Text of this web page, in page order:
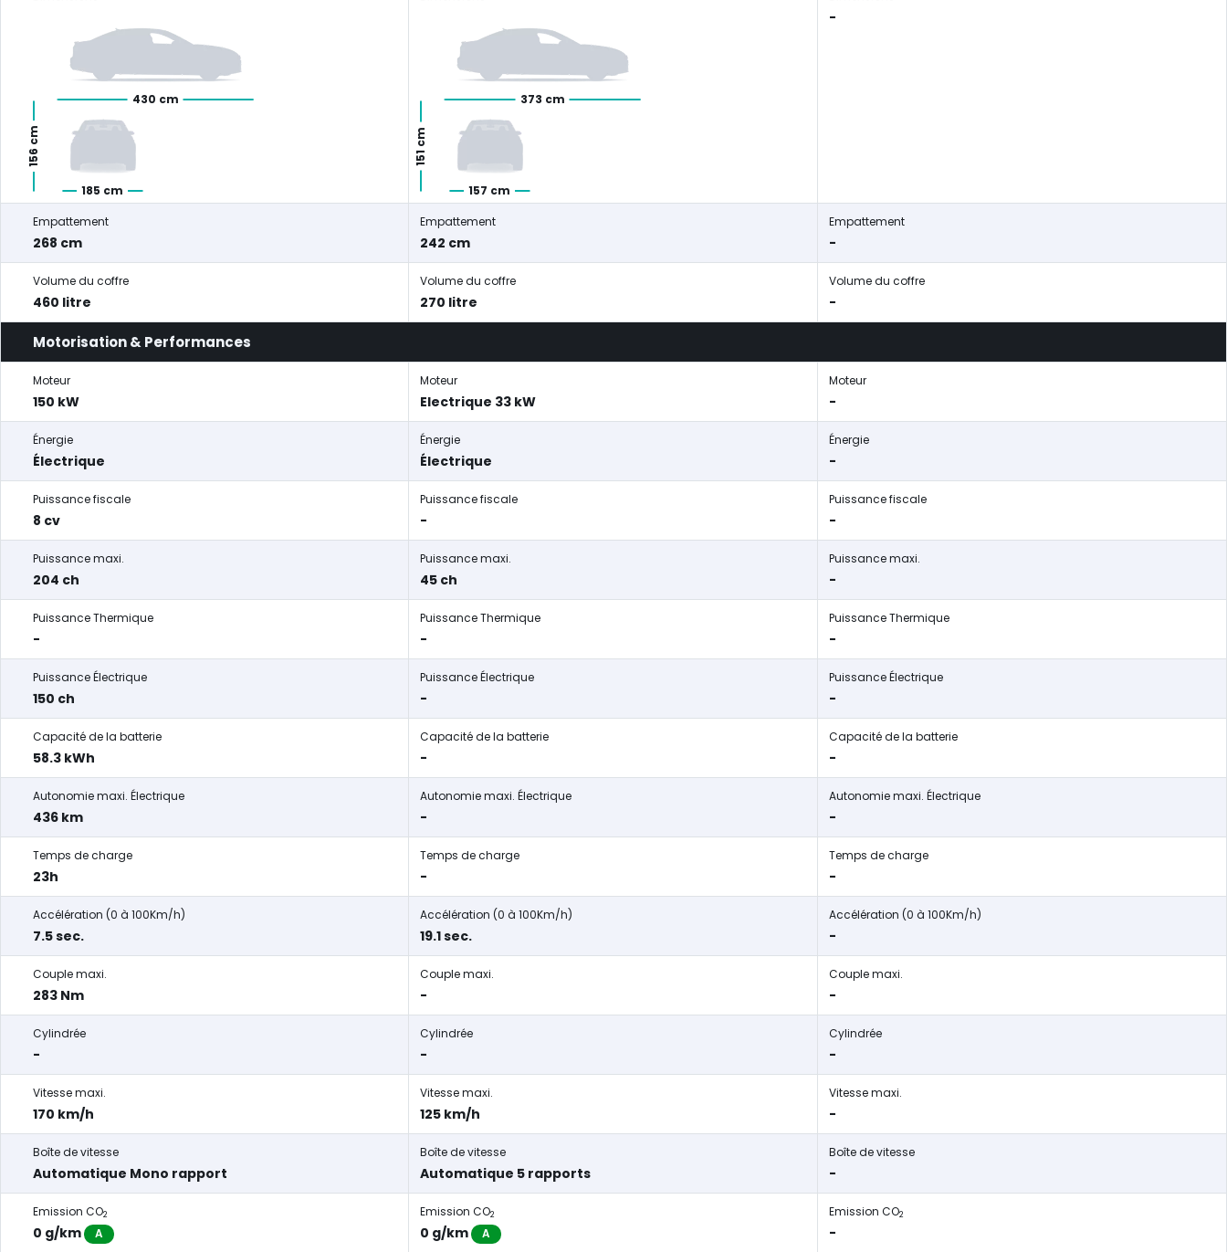
430 cm
185 cm
156 cm
373 cm
157 cm
151 cm
-
Empattement
268 cm
Empattement
242 cm
Empattement
-
Volume du coffre
460 litre
Volume du coffre
270 litre
Volume du coffre
-
Motorisation & Performances
Moteur
150 kW
Moteur
Electrique 33 kW
Moteur
-
Énergie
Électrique
Énergie
Électrique
Énergie
-
Puissance fiscale
8 cv
Puissance fiscale
-
Puissance fiscale
-
Puissance maxi.
204 ch
Puissance maxi.
45 ch
Puissance maxi.
-
Puissance Thermique
-
Puissance Thermique
-
Puissance Thermique
-
Puissance Électrique
150 ch
Puissance Électrique
-
Puissance Électrique
-
Capacité de la batterie
58.3 kWh
Capacité de la batterie
-
Capacité de la batterie
-
Autonomie maxi. Électrique
436 km
Autonomie maxi. Électrique
-
Autonomie maxi. Électrique
-
Temps de charge
23h
Temps de charge
-
Temps de charge
-
Accélération (0 à 100Km/h)
7.5 sec.
Accélération (0 à 100Km/h)
19.1 sec.
Accélération (0 à 100Km/h)
-
Couple maxi.
283 Nm
Couple maxi.
-
Couple maxi.
-
Cylindrée
-
Cylindrée
-
Cylindrée
-
Vitesse maxi.
170 km/h
Vitesse maxi.
125 km/h
Vitesse maxi.
-
Boîte de vitesse
Automatique Mono rapport
Boîte de vitesse
Automatique 5 rapports
Boîte de vitesse
-
Emission CO2
0 g/km A
Emission CO2
0 g/km A
Emission CO2
-